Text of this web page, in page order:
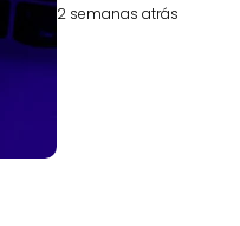
2 semanas atrás